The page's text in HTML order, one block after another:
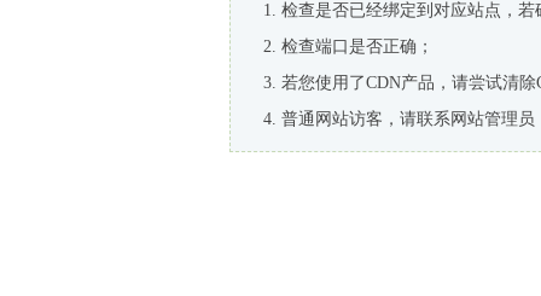
检查是否已经绑定到对应站点，
检查端口是否正确；
若您使用了CDN产品，请尝试清除
普通网站访客，请联系网站管理员